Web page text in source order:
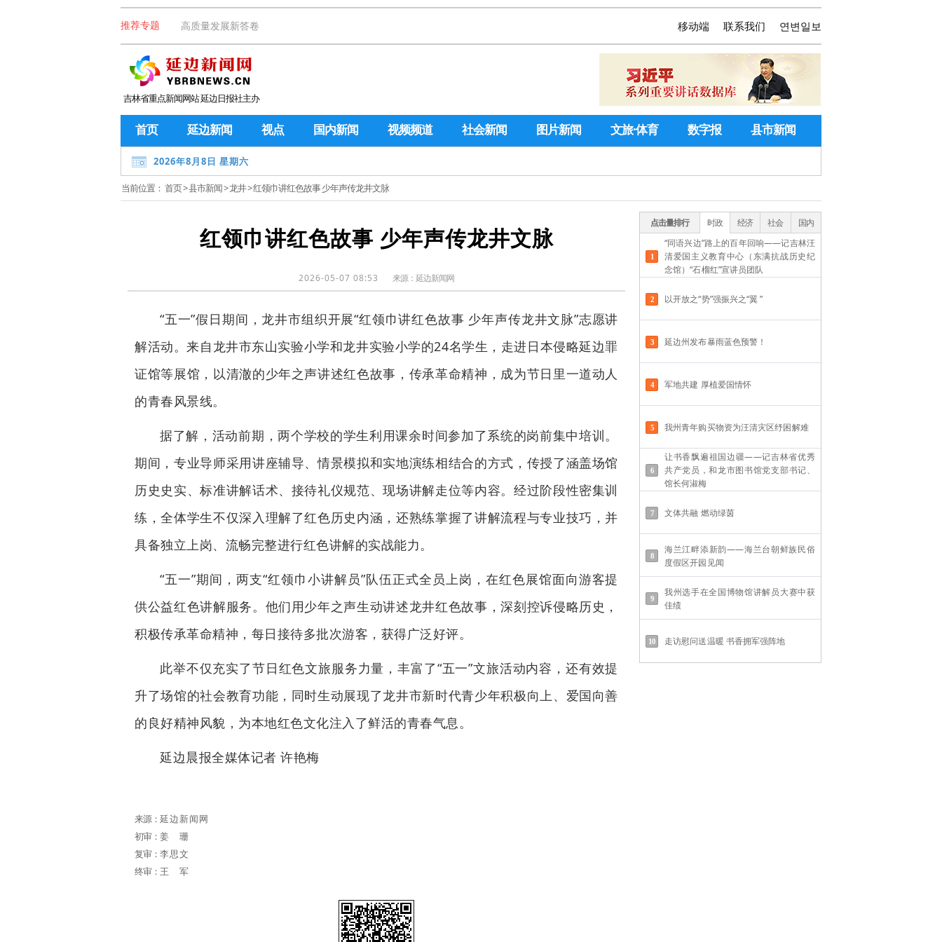
推荐专题 高质量发展新答卷 연변일보
联系我们
移动端
吉林省重点新闻网站 延边日报社主办
首页 延边新闻 视点 国内新闻 视频频道 社会新闻 图片新闻 文旅·体育 数字报 县市新闻
2026年8月8日 星期六
当前位置： 首页>县市新闻>龙井> 红领巾讲红色故事 少年声传龙井文脉
红领巾讲红色故事 少年声传龙井文脉
2026-05-07 08:53 来源： 延边新闻网
“五一”假日期间，龙井市组织开展“红领巾讲红色故事 少年声传龙井文脉”志愿讲
解活动。来自龙井市东山实验小学和龙井实验小学的24名学生，走进日本侵略延边罪
证馆等展馆，以清澈的少年之声讲述红色故事，传承革命精神，成为节日里一道动人
的青春风景线。
据了解，活动前期，两个学校的学生利用课余时间参加了系统的岗前集中培训。
期间，专业导师采用讲座辅导、情景模拟和实地演练相结合的方式，传授了涵盖场馆
历史史实、标准讲解话术、接待礼仪规范、现场讲解走位等内容。经过阶段性密集训
练，全体学生不仅深入理解了红色历史内涵，还熟练掌握了讲解流程与专业技巧，并
具备独立上岗、流畅完整进行红色讲解的实战能力。
“五一”期间，两支“红领巾小讲解员”队伍正式全员上岗，在红色展馆面向游客提
供公益红色讲解服务。他们用少年之声生动讲述龙井红色故事，深刻控诉侵略历史，
积极传承革命精神，每日接待多批次游客，获得广泛好评。
此举不仅充实了节日红色文旅服务力量，丰富了“五一”文旅活动内容，还有效提
升了场馆的社会教育功能，同时生动展现了龙井市新时代青少年积极向上、爱国向善
的良好精神风貌，为本地红色文化注入了鲜活的青春气息。
延边晨报全媒体记者 许艳梅
来源： 延边新闻网
初审： 姜珊
复审： 李思文
终审： 王军
点击量排行 时政 经济 社会
国内
“同语兴边”路上的百年回响——记吉林汪
清爱国主义教育中心（东满抗战历史纪
念馆）“石榴红”宣讲员团队
以开放之“势”强振兴之“翼 ”
延边州发布暴雨蓝色预警！
军地共建 厚植爱国情怀
我州青年购买物资为汪清灾区纾困解难
让书香飘遍祖国边疆——记吉林省优秀
共产党员，和龙市图书馆党支部书记、
馆长何淑梅
文体共融 燃动绿茵
海兰江畔添新韵——海兰台朝鲜族民俗
度假区开园见闻
我州选手在全国博物馆讲解员大赛中获
佳绩
走访慰问送温暖 书香拥军强阵地